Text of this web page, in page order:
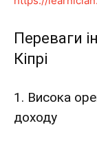
Переваги
Кіпрі
1. Висока
доходу